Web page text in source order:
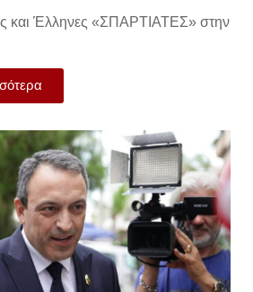
και Έλληνες «ΣΠΑΡΤΙΑΤΕΣ» στην